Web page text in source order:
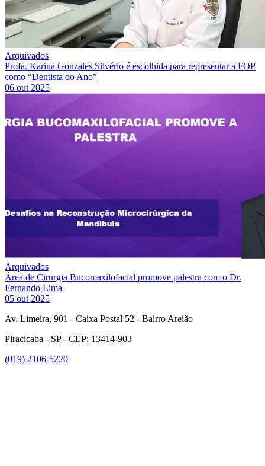
Arquivados
Profa. Karina Gonzales Silvério é escolhida para representar a FOP
como “Dentista do Ano”
06 out 2025
Arquivados
Área de Cirurgia Bucomaxilofacial promove palestra com o Dr.
Fernando Lima
05 out 2025
Av. Limeira, 901 - Caixa Postal 52 - Bairro Areião
Piracicaba - SP - CEP: 13414-903
(019) 2106-5220